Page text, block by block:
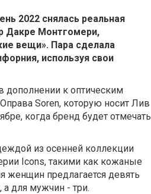
2022 снялась реальная
Дакре Монтгомери,
вещи». Пара сделала
используя свои
дополнении к оптическим
Soren, которую носит Лив
когда бренд будет отмечать
из осенней коллекции
Icons, такими как кожаные
женщин предлагается девять
для мужчин - три.